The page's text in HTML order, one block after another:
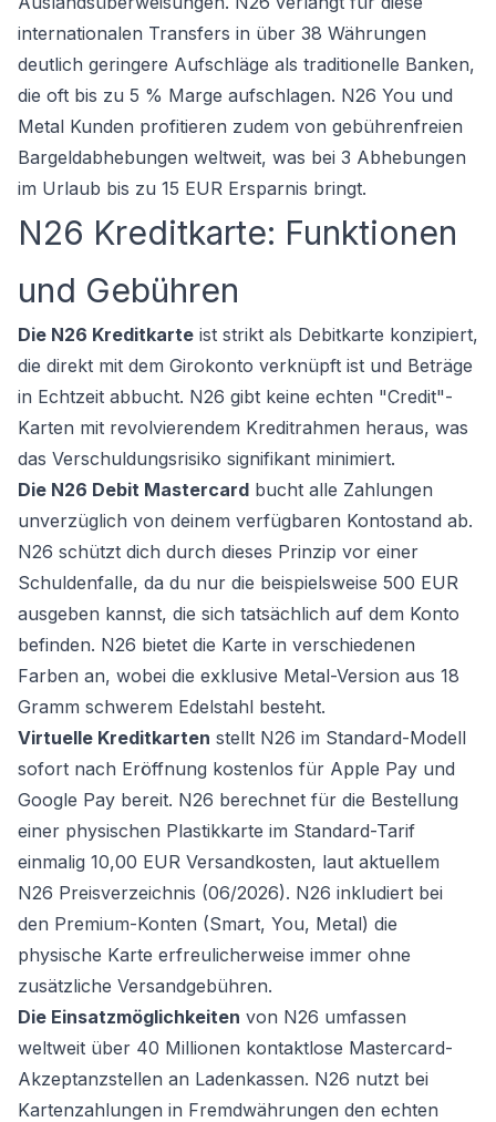
internationalen Transfers in über 38 Währungen
deutlich geringere Aufschläge als traditionelle Banken,
die oft bis zu 5 % Marge aufschlagen. N26 You und
Metal Kunden profitieren zudem von gebührenfreien
Bargeldabhebungen weltweit, was bei 3 Abhebungen
im Urlaub bis zu 15 EUR Ersparnis bringt.
N26 Kreditkarte: Funktionen
und Gebühren
Die N26 Kreditkarte ist strikt als Debitkarte konzipiert,
die direkt mit dem Girokonto verknüpft ist und Beträge
in Echtzeit abbucht. N26 gibt keine echten "Credit"-
Karten mit revolvierendem Kreditrahmen heraus, was
das Verschuldungsrisiko signifikant minimiert.
Die N26 Debit Mastercard bucht alle Zahlungen
unverzüglich von deinem verfügbaren Kontostand ab.
N26 schützt dich durch dieses Prinzip vor einer
Schuldenfalle, da du nur die beispielsweise 500 EUR
ausgeben kannst, die sich tatsächlich auf dem Konto
befinden. N26 bietet die Karte in verschiedenen
Farben an, wobei die exklusive Metal-Version aus 18
Gramm schwerem Edelstahl besteht.
Virtuelle Kreditkarten stellt N26 im Standard-Modell
sofort nach Eröffnung kostenlos für Apple Pay und
Google Pay bereit. N26 berechnet für die Bestellung
einer physischen Plastikkarte im Standard-Tarif
einmalig 10,00 EUR Versandkosten, laut aktuellem
N26 Preisverzeichnis (06/2026). N26 inkludiert bei
den Premium-Konten (Smart, You, Metal) die
physische Karte erfreulicherweise immer ohne
zusätzliche Versandgebühren.
Die Einsatzmöglichkeiten von N26 umfassen
weltweit über 40 Millionen kontaktlose Mastercard-
Akzeptanzstellen an Ladenkassen. N26 nutzt bei
Kartenzahlungen in Fremdwährungen den echten